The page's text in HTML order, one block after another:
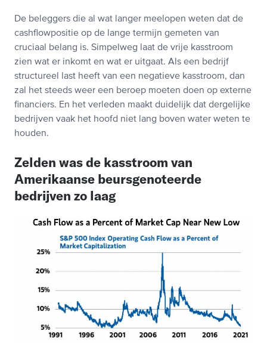
De beleggers die al wat langer meelopen weten dat de
cashflowpositie op de lange termijn gemeten van
cruciaal belang is. Simpelweg laat de vrije kasstroom
zien wat er inkomt en wat er uitgaat. Als een bedrijf
structureel last heeft van een negatieve kasstroom, dan
zal het steeds weer een beroep moeten doen op externe
financiers. En het verleden maakt duidelijk dat dergelijke
bedrijven vaak het hoofd niet lang boven water weten te
houden.
Zelden was de kasstroom van
Amerikaanse beursgenoteerde
bedrijven zo laag